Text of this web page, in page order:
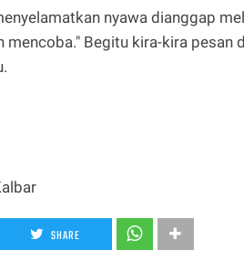
nyawa dianggap
mencoba." Begitu kira-kira pesan
SHARE